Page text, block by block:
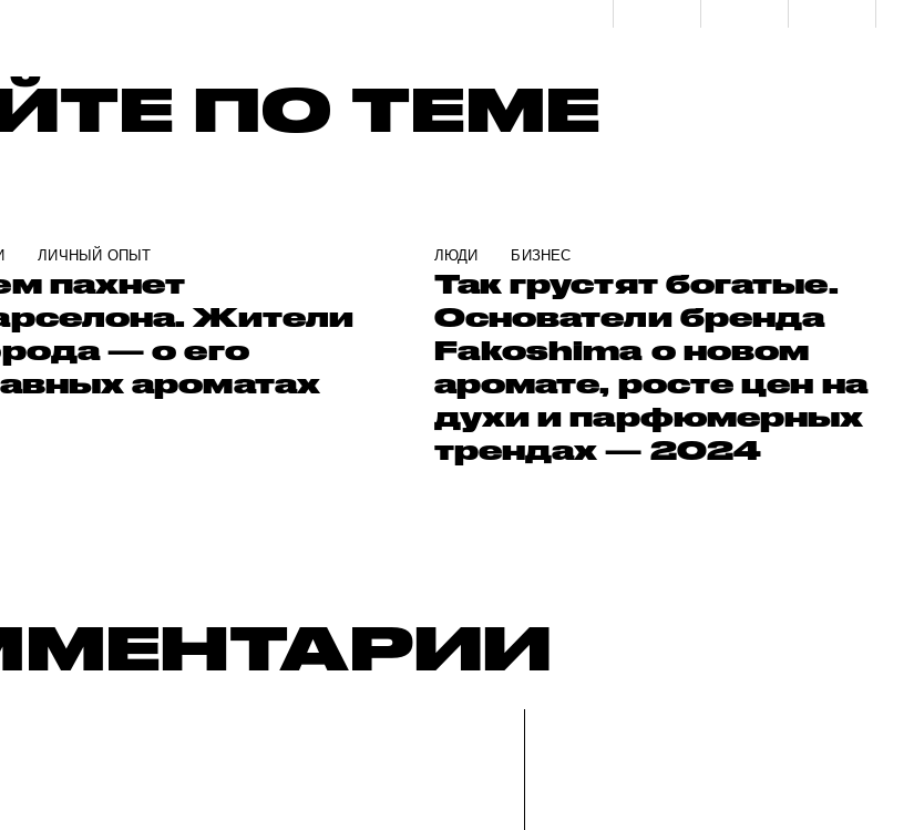
ПО ТЕМЕ
ЛИЧНЫЙ ОПЫТ
пахнет
Жители
— о его
ароматах
ЛЮДИ БИЗНЕС
Так грустят богатые.
Основатели бренда
Fakoshima о новом
аромате, росте цен на
духи и парфюмерных
трендах — 2024